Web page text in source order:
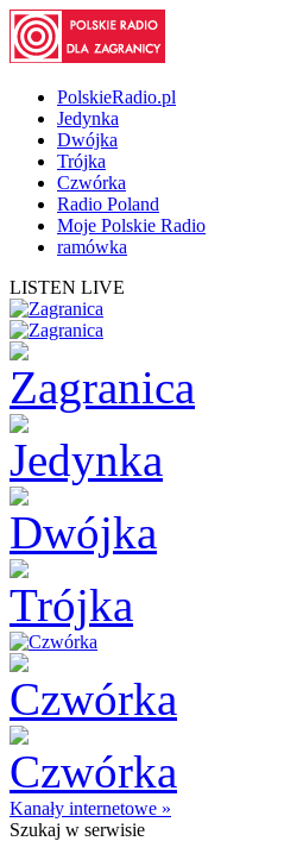
PolskieRadio.pl
Jedynka
Dwójka
Trójka
Czwórka
Radio Poland
Moje Polskie Radio
ramówka
LISTEN LIVE
Kanały internetowe »
Szukaj w serwisie